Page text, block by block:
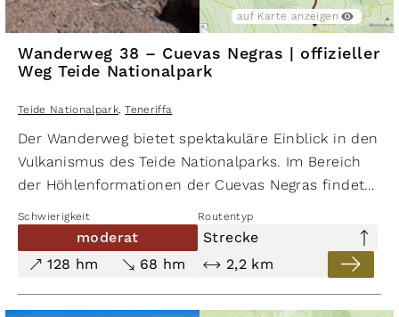
auf Karte anzeigen
Wanderweg 38 – Cuevas Negras | offizieller
Weg Teide Nationalpark
Teide Nationalpark, Teneriffa
Der Wanderweg bietet spektakuläre Einblick in den
Vulkanismus des Teide Nationalparks. Im Bereich
der Höhlenformationen der Cuevas Negras findet
Ausprägungen von Fließ- und Stricklaven. Entlang
der gesamten Route blickt man auf gewaltige
Lavaverwerfungen und zahlreiche Vulkankegel.
Schwierigkeit Routentyp
moderat
Strecke
128 hm
68 hm 2,2 km